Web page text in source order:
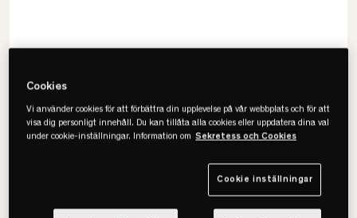
• 100% bomull
Cookies
Vi använder cookies för att förbättra din upplevelse på vår webbplats och för att
visa dig personligt innehåll. Du kan tillåta alla cookies eller uppdatera dina val
under cookie-inställningar. Information om Sekretess och Cookies
Cookie inställningar